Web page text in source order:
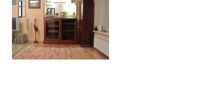
Oak Wine Cabinet. EuroCave S-Pure-S Inside.